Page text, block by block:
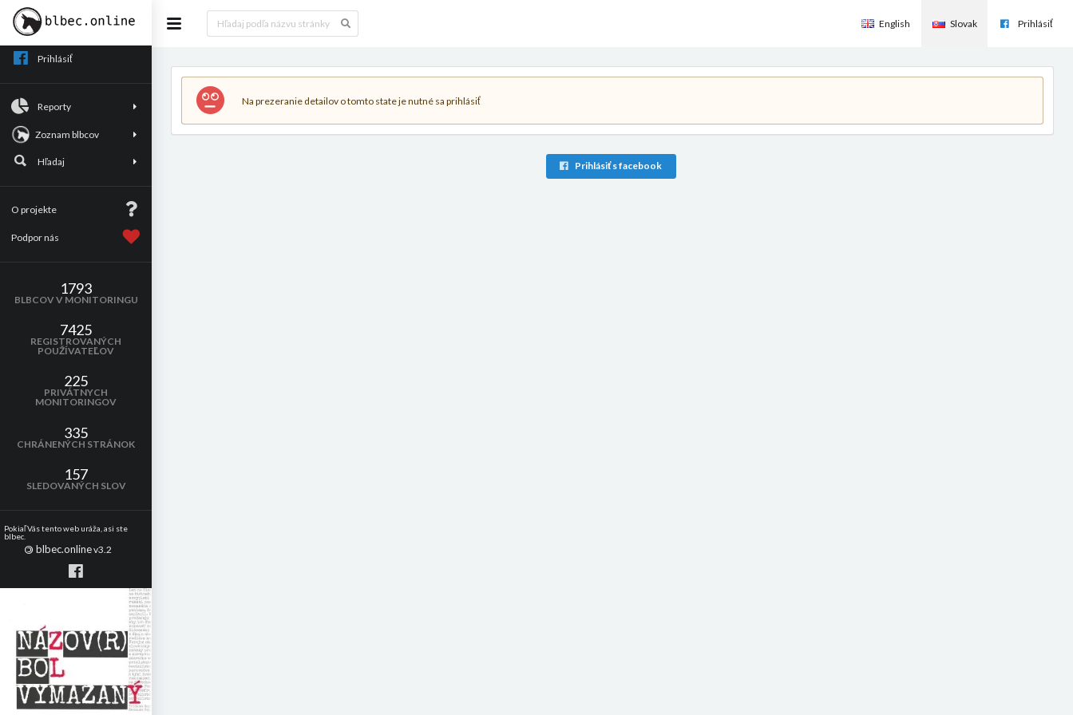
Prihlásiť
Reporty
Zoznam blbcov
Hľadaj
O projekte
Podpor nás
1793
BLBCOV V MONITORINGU
7425
REGISTROVANÝCH
POUŽÍVATEĽOV
225
PRIVÁTNYCH
MONITORINGOV
335
CHRÁNENÝCH STRÁNOK
157
SLEDOVANÝCH SLOV
Pokiaľ Vás tento web uráža, asi ste
blbec.
© blbec.onlinev3.2
English Slovak Prihlásiť
Na prezeranie detailov o tomto state je nutné sa prihlásiť
Prihlásiť s facebook